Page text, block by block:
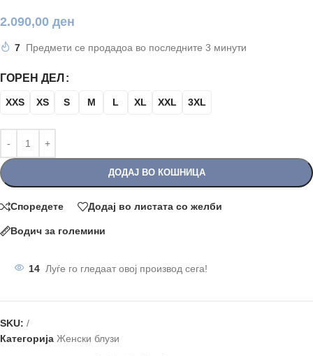
2.090,00 ден
7 Предмети се продадоа во последните 3 минути
ГОРЕН ДЕЛ
XXS XS S M L XL XXL 3XL
ДОДАЈ ВО КОШНИЦА
Споредете Додај во листата со желби
Водич за големини
14 Луѓе го гледаат овој производ сега!
SKU: /
Категорија Женски блузи